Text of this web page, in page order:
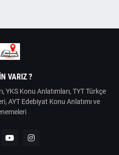
VARIZ ?
YKS Konu Anlatımları, TYT Türkçe
AYT Edebiyat Konu Anlatımı ve